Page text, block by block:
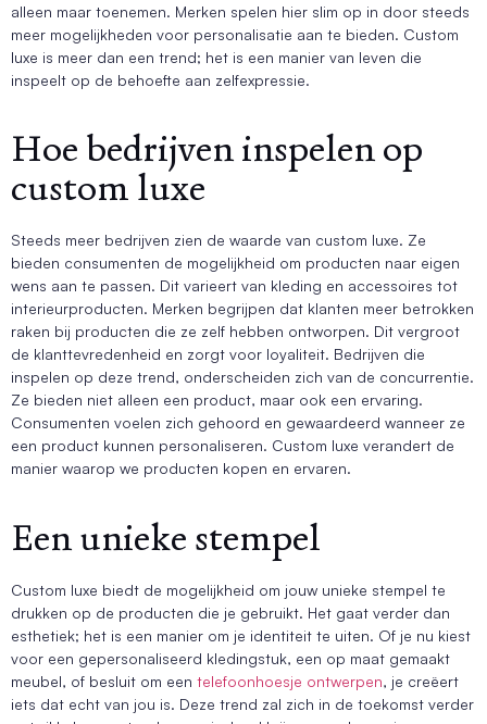
alleen maar toenemen. Merken spelen hier slim op in door steeds
meer mogelijkheden voor personalisatie aan te bieden. Custom
luxe is meer dan een trend; het is een manier van leven die
inspeelt op de behoefte aan zelfexpressie.
Hoe bedrijven inspelen op
custom luxe
Steeds meer bedrijven zien de waarde van custom luxe. Ze
bieden consumenten de mogelijkheid om producten naar eigen
wens aan te passen. Dit varieert van kleding en accessoires tot
interieurproducten. Merken begrijpen dat klanten meer betrokken
raken bij producten die ze zelf hebben ontworpen. Dit vergroot
de klanttevredenheid en zorgt voor loyaliteit. Bedrijven die
inspelen op deze trend, onderscheiden zich van de concurrentie.
Ze bieden niet alleen een product, maar ook een ervaring.
Consumenten voelen zich gehoord en gewaardeerd wanneer ze
een product kunnen personaliseren. Custom luxe verandert de
manier waarop we producten kopen en ervaren.
Een unieke stempel
Custom luxe biedt de mogelijkheid om jouw unieke stempel te
drukken op de producten die je gebruikt. Het gaat verder dan
esthetiek; het is een manier om je identiteit te uiten. Of je nu kiest
voor een gepersonaliseerd kledingstuk, een op maat gemaakt
meubel, of besluit om een telefoonhoesje ontwerpen, je creëert
iets dat echt van jou is. Deze trend zal zich in de toekomst verder